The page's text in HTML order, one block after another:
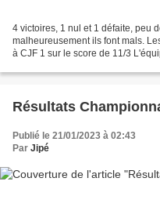
4 victoires, 1 nul et 1 défaite, peu
malheureusement ils font mals.
à CJF 1 sur le score de 11/3
Résultats
Publié le 21/01/2023 à 02:43
Par Jipé